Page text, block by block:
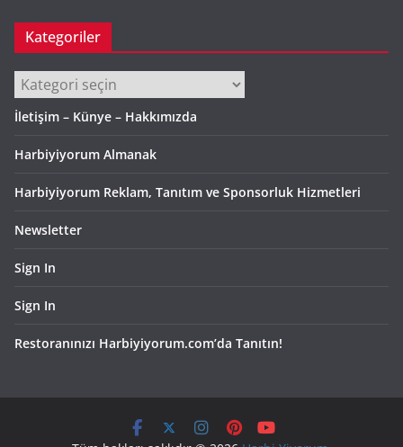
Kategoriler
Kategoriler
İletişim – Künye – Hakkımızda
Harbiyiyorum Almanak
Harbiyiyorum Reklam, Tanıtım ve Sponsorluk Hizmetleri
Newsletter
Sign In
Sign In
Restoranınızı Harbiyiyorum.com’da Tanıtın!